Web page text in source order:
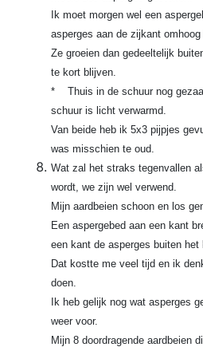
Ik moet morgen wel een
asperges aan de zijkant omhoog
Ze groeien dan gedeeltelijk
te kort blijven.
* Thuis in de schuur nog
schuur is licht verwarmd.
Van beide heb ik 5x3 pijpjes
was misschien te oud.
Wat zal het straks tegenvallen
wordt, we zijn wel verwend.
Mijn aardbeien schoon en los
Een aspergebed aan een kant
een kant de asperges buiten het
Dat kostte me veel tijd en ik
doen.
Ik heb gelijk nog wat asperges
weer voor.
Mijn 8 doordragende aardbeien